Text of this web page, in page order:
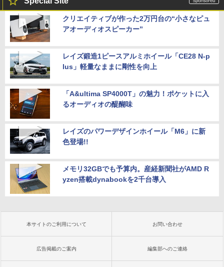
クリエイティブが作った2万円台の“小さなピュ
アオーディオスピーカー”
レイズ鍛造1ピースアルミホイール「CE28 N-p
lus」軽量なままに剛性を向上
「A&ultima SP4000T」の魅力！ポケットに入
るオーディオの醍醐味
レイズのパワーデザインホイール「M6」に新
色登場!!
メモリ32GBでも予算内。産経新聞社がAMD R
yzen搭載dynabookを2千台導入
本サイトのご利用について お問い合わせ
広告掲載のご案内 編集部へのご連絡